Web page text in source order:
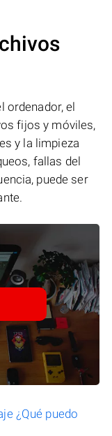
ordenador, el
fijos y móviles,
y la limpieza
fallas del
puede ser
¿Qué puedo